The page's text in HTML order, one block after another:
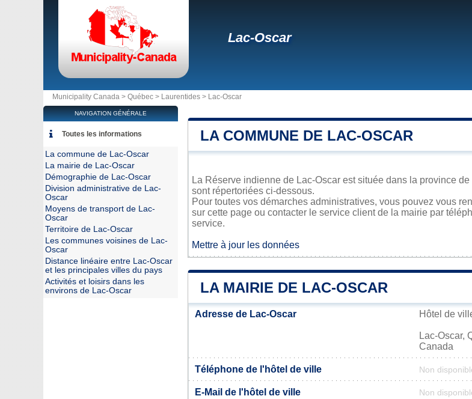
Lac-Oscar
Municipality Canada > Québec > Laurentides > Lac-Oscar
LA COMMUNE DE LAC-OSCAR
La Réserve indienne de Lac-Oscar est située dans la province
sont répertoriées ci-dessous.
Pour toutes vos démarches administratives, vous pouvez vous
sur cette page ou contacter le service client de la mairie par
service.
Mettre à jour les données
LA MAIRIE DE LAC-OSCAR
Adresse de Lac-Oscar Hôtel de
Lac-Oscar,
Canada
Téléphone de l'hôtel de ville Non
E-Mail de l'hôtel de ville Non
NAVIGATION GÉNÉRALE
Toutes les informations
La commune de Lac-Oscar
La mairie de Lac-Oscar
Démographie de Lac-Oscar
Division administrative de Lac-
Oscar
Moyens de transport de Lac-
Oscar
Territoire de Lac-Oscar
Les communes voisines de Lac-
Oscar
Distance linéaire entre Lac-Oscar
et les principales villes du pays
Activités et loisirs dans les
environs de Lac-Oscar